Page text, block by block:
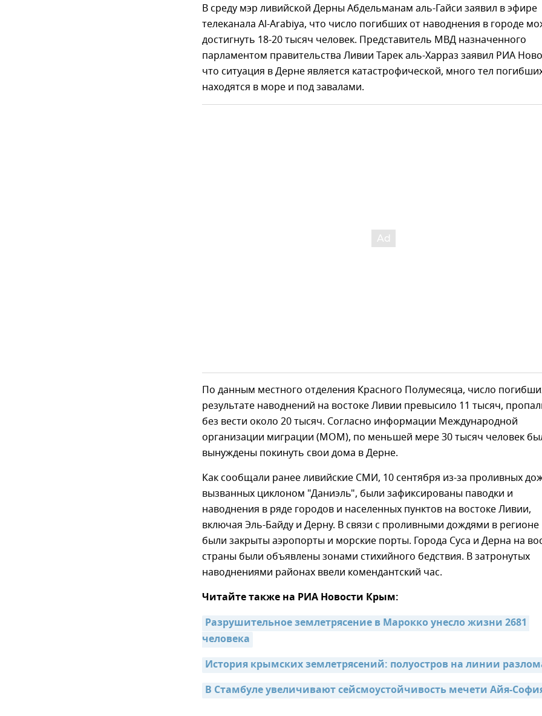
В среду мэр ливийской Дерны Абдельманам аль-Гайси заявил в эфире
телеканала Al-Arabiya, что число погибших от наводнения в городе
достигнуть 18-20 тысяч человек. Представитель МВД назначенного
парламентом правительства Ливии Тарек аль-Харраз заявил РИА
что ситуация в Дерне является катастрофической, много тел
находятся в море и под завалами.
По данным местного отделения Красного Полумесяца, число
результате наводнений на востоке Ливии превысило 11 тысяч,
без вести около 20 тысяч. Согласно информации Международной
организации миграции (МОМ), по меньшей мере 30 тысяч человек
вынуждены покинуть свои дома в Дерне.
Как сообщали ранее ливийские СМИ, 10 сентября из-за проливных
вызванных циклоном "Даниэль", были зафиксированы паводки и
наводнения в ряде городов и населенных пунктов на востоке Ливии,
включая Эль-Байду и Дерну. В связи с проливными дождями в регионе
были закрыты аэропорты и морские порты. Города Суса и Дерна на
страны были объявлены зонами стихийного бедствия. В затронутых
наводнениями районах ввели комендантский час.
Читайте также на РИА Новости Крым:
Разрушительное землетрясение в Марокко унесло жизни 2681
человека
История крымских землетрясений: полуостров на линии
В Стамбуле увеличивают сейсмоустойчивость мечети Айя-